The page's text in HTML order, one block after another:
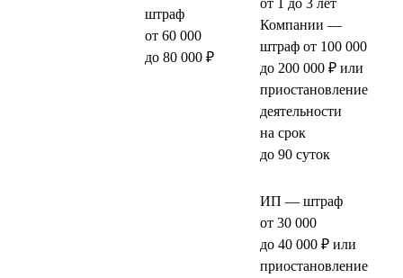
штраф
от 60 000
до 80 000 ₽
Компании —
штраф от 100 000
до 200 000 ₽ или
приостановление
деятельности
на срок
до 90 суток
ИП — штраф
от 30 000
до 40 000 ₽ или
приостановление